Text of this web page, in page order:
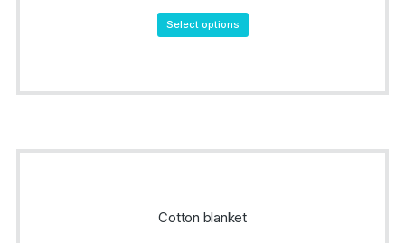
Select options
Cotton blanket